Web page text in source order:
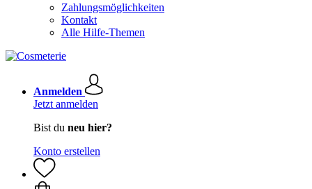
Zahlungsmöglichkeiten
Kontakt
Alle Hilfe-Themen
Anmelden
Jetzt anmelden
Bist du neu hier?
Konto erstellen